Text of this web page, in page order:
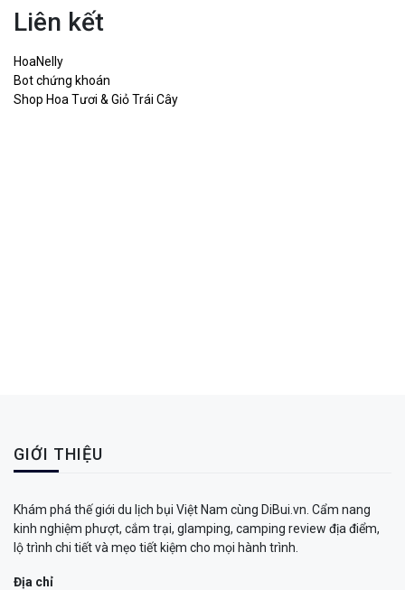
Liên kết
HoaNelly
Bot chứng khoán
Shop Hoa Tươi & Giỏ Trái Cây
GIỚI THIỆU
Khám phá thế giới du lịch bụi Việt Nam cùng DiBui.vn. Cẩm nang
kinh nghiệm phượt, cắm trại, glamping, camping review địa điểm,
lộ trình chi tiết và mẹo tiết kiệm cho mọi hành trình.
Địa chỉ